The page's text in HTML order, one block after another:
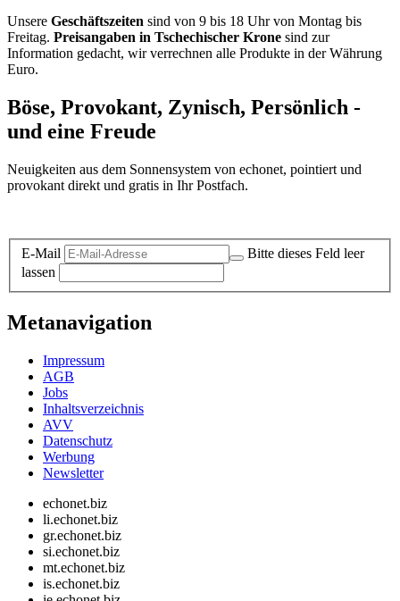
Unsere Geschäftszeiten sind von 9 bis 18 Uhr von Montag bis
Freitag. Preisangaben in Tschechischer Krone sind zur
Information gedacht, wir verrechnen alle Produkte in der Währung
Euro.
Böse, Provokant, Zynisch, Persönlich -
und eine Freude
Neuigkeiten aus dem Sonnensystem von echonet, pointiert und
provokant direkt und gratis in Ihr Postfach.
E-Mail
Bitte dieses Feld leer
lassen
Metanavigation
Impressum
AGB
Jobs
Inhaltsverzeichnis
AVV
Datenschutz
Werbung
Newsletter
echonet.biz
li.echonet.biz
gr.echonet.biz
si.echonet.biz
mt.echonet.biz
is.echonet.biz